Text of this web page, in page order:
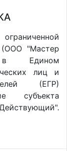
(ООО "Мастер
в Едином
лиц и
(ЕГР)
субъекта